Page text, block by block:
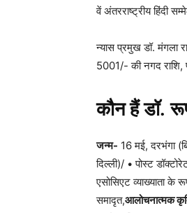
वें अंतरराष्ट्रीय हिंदी
न्यास प्रमुख डॉ. मंगला
5001/- की नगद राशि,
कौन हैं डॉ.
जन्म- 16 मई, दरभंगा
दिल्ली)/ • पोस्ट
एसोसिएट व्याख्याता के
समादृत,आलोचनात्मक